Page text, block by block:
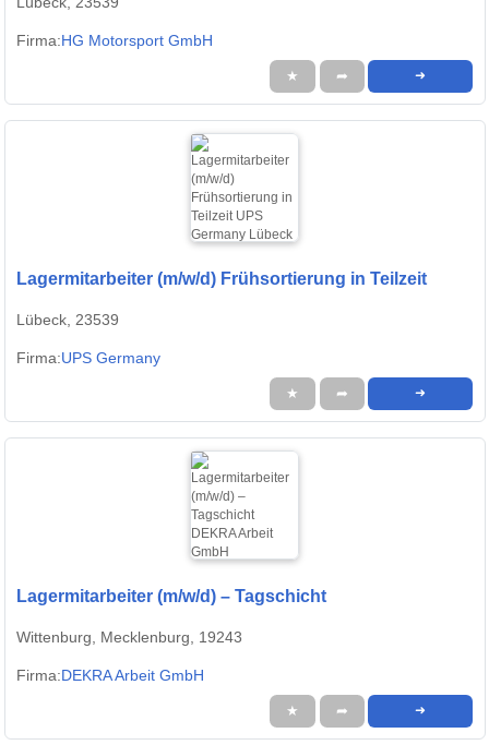
Firma:HG Motorsport GmbH
★ ➦ ➜
Lagermitarbeiter (m/w/d) Frühsortierung in Teilzeit
Lübeck, 23539
Firma:UPS Germany
★ ➦ ➜
Lagermitarbeiter (m/w/d) – Tagschicht
Wittenburg, Mecklenburg, 19243
Firma:DEKRA Arbeit GmbH
★ ➦ ➜